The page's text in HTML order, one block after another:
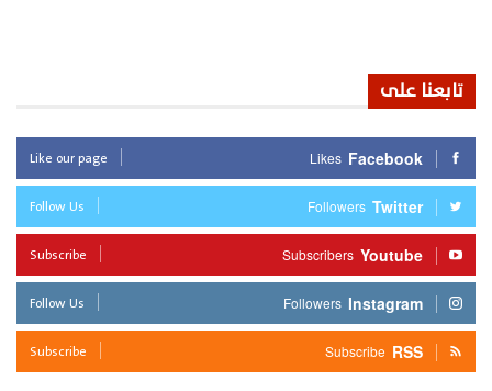
تابعنا على
Facebook
Likes
Like our page
Twitter
Followers
Follow Us
Youtube
Subscribers
Subscribe
Instagram
Followers
Follow Us
RSS
Subscribe
Subscribe